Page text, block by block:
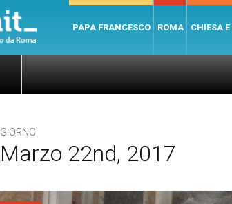
PAPA FRANCESCO ROMA CHIESA
GIORNO
Marzo 22nd, 2017